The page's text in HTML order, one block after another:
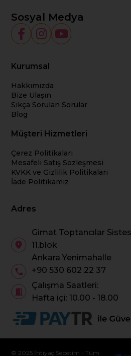
Sosyal Medya
Kurumsal
Hakkımızda
Bize Ulaşın
Sıkça Sorulan Sorular
Blog
Müşteri Hizmetleri
Çerez Politikaları
Mesafeli Satış Sözleşmesi
KVKK ve Gizlilik Politikaları
İade Politikamız
Adres
Gimat Toptancılar
11.blok
Ankara Yenimahalle
+90 530 602 22 37
Çalışma Saatleri:
Hafta içi: 10.00 - 18.00
© 2025 İhtiyaç Sepetim - Tüm